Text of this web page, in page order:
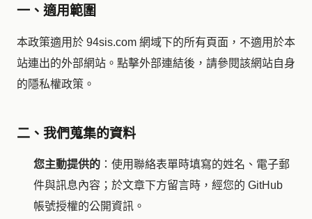
一、適用範圍
本政策適用於 94sis.com 網域下的所有頁面，不適用於本
站連出的外部網站。點擊外部連結後，請參閱該網站自身
的隱私權政策。
二、我們蒐集的資料
您主動提供的 ：使用聯絡表單時填寫的姓名、電子郵
件與訊息內容；於文章下方留言時，經您的 GitHub
帳號授權的公開資訊。